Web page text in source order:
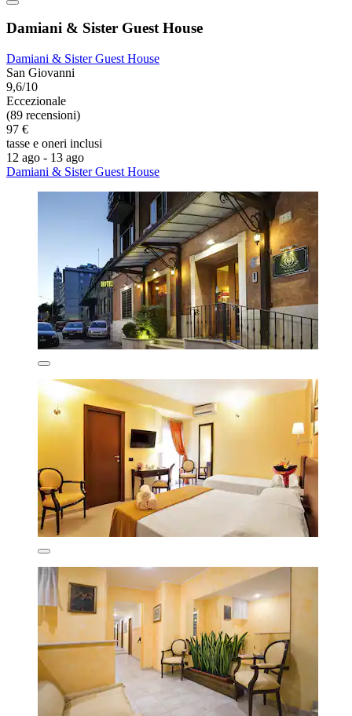
Damiani & Sister Guest House
Damiani & Sister Guest House
San Giovanni
9,6/10
Eccezionale
(89 recensioni)
97 €
tasse e oneri inclusi
12 ago - 13 ago
Damiani & Sister Guest House